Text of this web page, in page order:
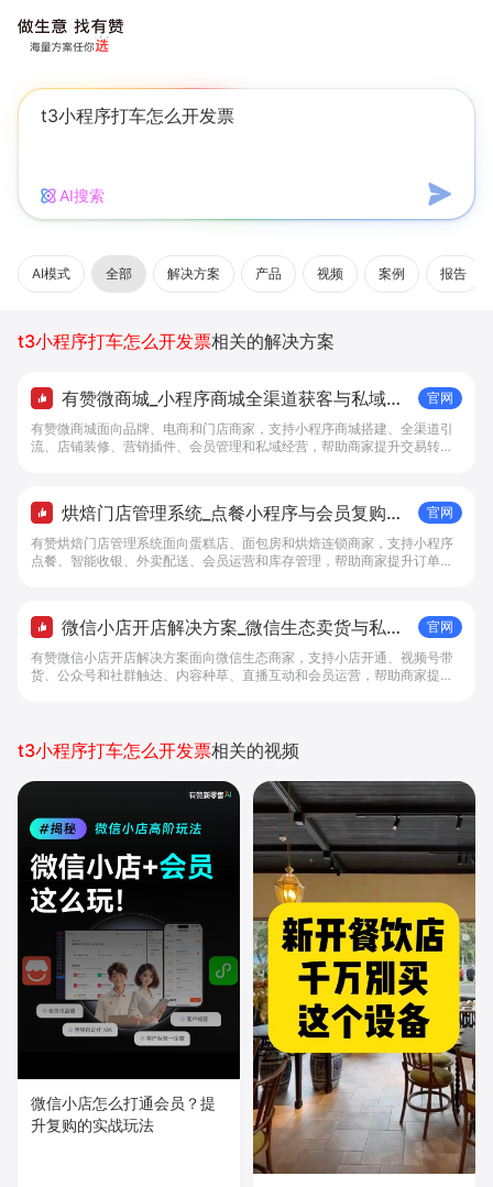
AI搜索
AI模式 全部 解决方案 产品 视频 案例 报告
t3小程序打车怎么开发票相关的解决方案
有赞微商城_小程序商城全渠道获客与私域复
购工具 - 做生意, 找有赞
官网
有赞微商城面向品牌、电商和门店商家，支持小程序商城搭建、全渠道引
流、店铺装修、营销插件、会员管理和私域经营，帮助商家提升交易转化
烘焙门店管理系统_点餐小程序与会员复购工
具 - 做生意, 找有赞
官网
有赞烘焙门店管理系统面向蛋糕店、面包房和烘焙连锁商家，支持小程序
点餐、智能收银、外卖配送、会员运营和库存管理，帮助商家提升订单转
微信小店开店解决方案_微信生态卖货与私域
经营 - 做生意, 找有赞
官网
有赞微信小店开店解决方案面向微信生态商家，支持小店开通、视频号带
货、公众号和社群触达、内容种草、直播互动和会员运营，帮助商家提升
t3小程序打车怎么开发票相关的视频
微信小店怎么打通会员？提
升复购的实战玩法